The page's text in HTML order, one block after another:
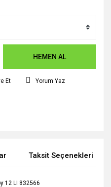
HEMEN AL
Et Yorum Yaz
Taksit Seçenekleri
12 LI 832566